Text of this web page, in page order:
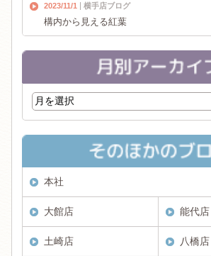
2023/11/1 横手店ブログ
構内から見える紅葉
本社
大館店 能代店
土崎店 八橋店